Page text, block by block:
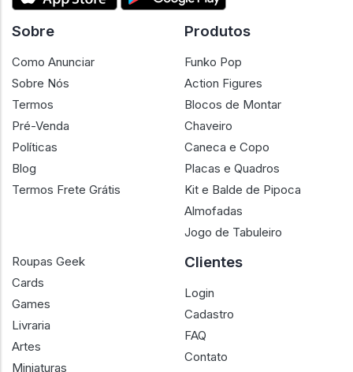
Sobre
Como Anunciar
Sobre Nós
Termos
Pré-Venda
Políticas
Blog
Termos Frete Grátis
Produtos
Funko Pop
Action Figures
Blocos de Montar
Chaveiro
Caneca e Copo
Placas e Quadros
Kit e Balde de Pipoca
Almofadas
Jogo de Tabuleiro
Roupas Geek
Cards
Games
Livraria
Artes
Miniaturas
Clientes
Login
Cadastro
FAQ
Contato